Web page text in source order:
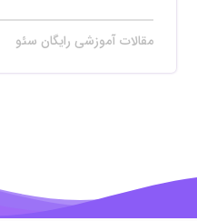
مقالات آموزشی رایگان سئو